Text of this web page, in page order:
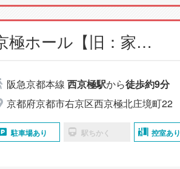
小さなお葬式 西京極ホール【旧：家族葬のらくおう 西京極ホール】
阪急京都本線 西京極駅から徒歩約9分
京都府京都市右京区西京極北庄境町22
駐車場あり 駅ちかく 控室あり